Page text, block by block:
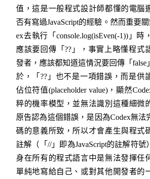
值，這是一般程式設計師都懂的電腦
否有寫過JavaScript的經驗。然而重要
ex去執行「console.log(isEven(-1))」時
應該要回傳「??」，事實上略懂程式
發者，應該都知道這情況要回傳「false
於，「??」也不是一項錯誤，而是供
佔位符值(placeholder value)，顯然
粹的機率模型，並無法識別這種細微
原告認為這個錯誤，是因為Codex無法
碼的意義所致，所以才會產生與程式
註解（「//」即為JavaScript的註解符號
身在所有的程式語言中是無法發揮任
單純地寫給自己、或對其他開發者的